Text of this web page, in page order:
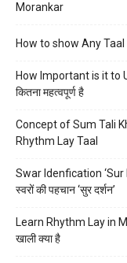
Morankar
How to show Any Taal
How Important is it to
कितना महत्वपूर्ण है
Concept of Sum Tali
Rhythm Lay Taal
Swar Idenfication
स्वरों की पहचान ‘सुर दर्शन’
Learn Rhythm Lay in
खाली क्या है